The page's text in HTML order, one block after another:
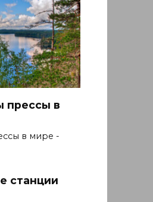
прессы в
в мире -
станции